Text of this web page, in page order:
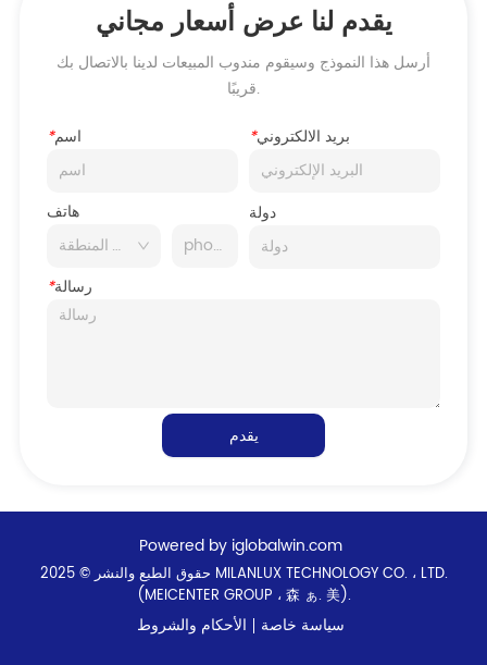
يقدم لنا عرض أسعار مجاني
أرسل هذا النموذج وسيقوم مندوب المبيعات لدينا بالاتصال بك
قريبًا.
*اسم *بريد الالكتروني
هاتف دولة
*رسالة
يقدم
Powered by iglobalwin.com
حقوق الطبع والنشر © 2025 MILANLUX TECHNOLOGY CO. ، LTD.
(MEICENTER GROUP ، 森 ぁ. 美).
سياسة خاصة الأحكام والشروط